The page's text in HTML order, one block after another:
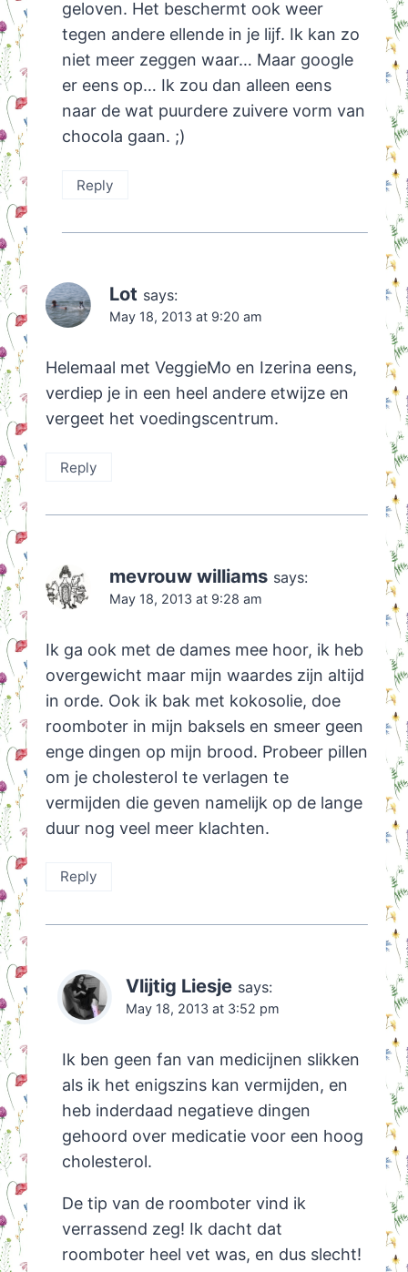
geloven. Het beschermt ook weer
tegen andere ellende in je lijf. Ik kan zo
niet meer zeggen waar… Maar google
er eens op… Ik zou dan alleen eens
naar de wat puurdere zuivere vorm van
chocola gaan. ;)
Reply
Lot says:
May 18, 2013 at 9:20 am
Helemaal met VeggieMo en Izerina eens,
verdiep je in een heel andere etwijze en
vergeet het voedingscentrum.
Reply
mevrouw williams says:
May 18, 2013 at 9:28 am
Ik ga ook met de dames mee hoor, ik heb
overgewicht maar mijn waardes zijn altijd
in orde. Ook ik bak met kokosolie, doe
roomboter in mijn baksels en smeer geen
enge dingen op mijn brood. Probeer pillen
om je cholesterol te verlagen te
vermijden die geven namelijk op de lange
duur nog veel meer klachten.
Reply
Vlijtig Liesje says:
May 18, 2013 at 3:52 pm
Ik ben geen fan van medicijnen slikken
als ik het enigszins kan vermijden, en
heb inderdaad negatieve dingen
gehoord over medicatie voor een hoog
cholesterol.
De tip van de roomboter vind ik
verrassend zeg! Ik dacht dat
roomboter heel vet was, en dus slecht!